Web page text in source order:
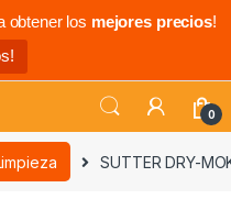
obtener los mejores precios!
0
SUTTER DRY-